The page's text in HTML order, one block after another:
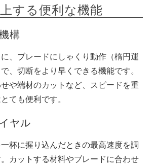
する便利な機能
構
、ブレードにしゃくり動作（楕円運
、切断をより早くできる機能です。
や端材のカットなど、スピードを重
ても便利です。
ヤル
杯に握り込んだときの最高速度を調
カットする材料やブレードに合わせ